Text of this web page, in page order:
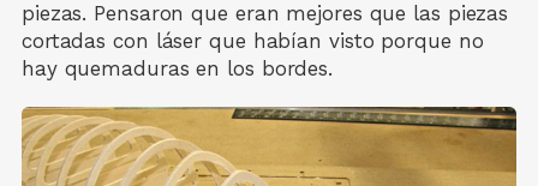
piezas. Pensaron que eran mejores que las piezas
cortadas con láser que habían visto porque no
hay quemaduras en los bordes.